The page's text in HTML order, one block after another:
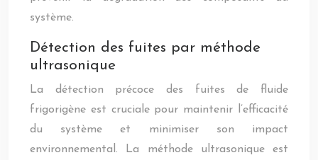
système.
Détection des fuites par méthode
ultrasonique
La détection précoce des fuites de fluide
frigorigène est cruciale pour maintenir l’efficacité
du système et minimiser son impact
environnemental. La méthode ultrasonique est